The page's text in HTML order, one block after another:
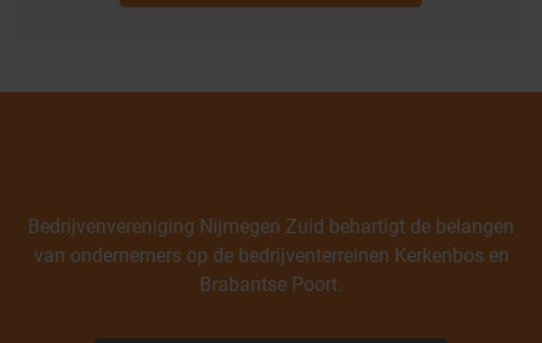
Bedrijvenvereniging Nijmegen Zuid behartigt de belangen
van ondernemers op de bedrijventerreinen Kerkenbos en
Brabantse Poort.